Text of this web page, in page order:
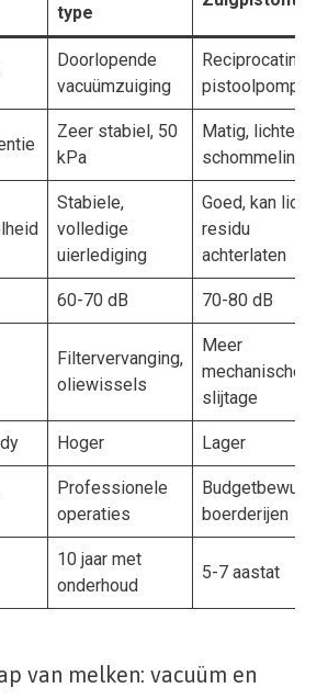
type
Doorlopende
vacuümzuiging
Reciprocating
pistoolpomp
Zeer stabiel, 50
kPa
Matig, lichte
schommelingen
Stabiele,
volledige
uierlediging
Goed, kan lichte
residu
achterlaten
60-70 dB 70-80 dB
Filtervervanging,
oliewissels
Meer
mechanische
slijtage
Hoger Lager
Professionele
operaties
Budgetbewuste
boerderijen
10 jaar met
onderhoud
5-7 aastat
van melken: vacuüm en